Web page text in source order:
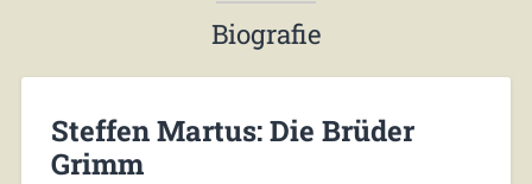
Biografie
Steffen Martus: Die Brüder
Grimm